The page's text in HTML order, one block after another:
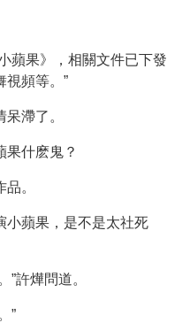
蘋果》，相關文件已下發
視頻等。”
滯了。
果什麽鬼？
。
小蘋果，是不是太社死
”許燁問道。
”